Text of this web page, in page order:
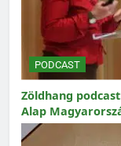
PODCAST
Zöldhang
Alap